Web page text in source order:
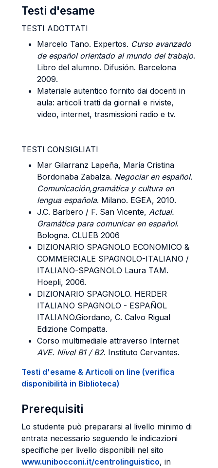
Testi d'esame
TESTI ADOTTATI
Marcelo Tano. Expertos. Curso avanzado
de español orientado al mundo del trabajo.
Libro del alumno. Difusión. Barcelona
2009.
Materiale autentico fornito dai docenti in
aula: articoli tratti da giornali e riviste,
video, internet, trasmissioni radio e tv.
TESTI CONSIGLIATI
Mar Gilarranz Lapeña, María Cristina
Bordonaba Zabalza. Negociar en español.
Comunicación,gramática y cultura en
lengua española. Milano. EGEA, 2010.
J.C. Barbero / F. San Vicente, Actual.
Gramática para comunicar en español.
Bologna. CLUEB 2006
DIZIONARIO SPAGNOLO ECONOMICO &
COMMERCIALE SPAGNOLO-ITALIANO /
ITALIANO-SPAGNOLO Laura TAM.
Hoepli, 2006.
DIZIONARIO SPAGNOLO. HERDER
ITALIANO SPAGNOLO - ESPAÑOL
ITALIANO.Giordano, C. Calvo Rigual
Edizione Compatta.
Corso multimediale attraverso Internet
AVE. Nivel B1 / B2. Instituto Cervantes.
Testi d'esame & Articoli on line (verifica
disponibilità in Biblioteca)
Prerequisiti
Lo studente può prepararsi al livello minimo di
entrata necessario seguendo le indicazioni
specifiche per livello disponibili nel sito
www.unibocconi.it/centrolinguistico, in